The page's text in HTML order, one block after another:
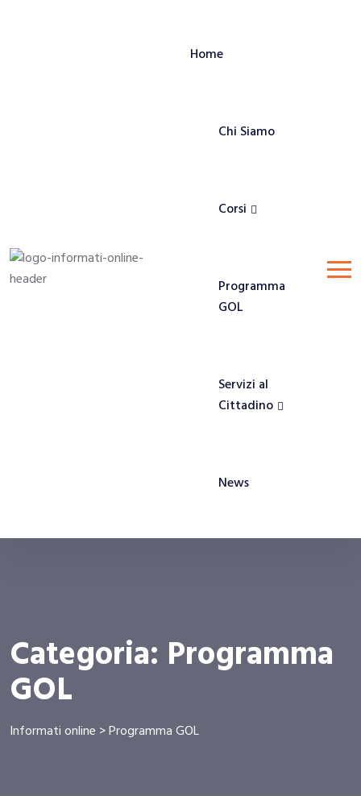
Home
Chi Siamo
Corsi
Programma
GOL
Servizi al
Cittadino
News
Categoria: Programma
GOL
Informati online >Programma GOL